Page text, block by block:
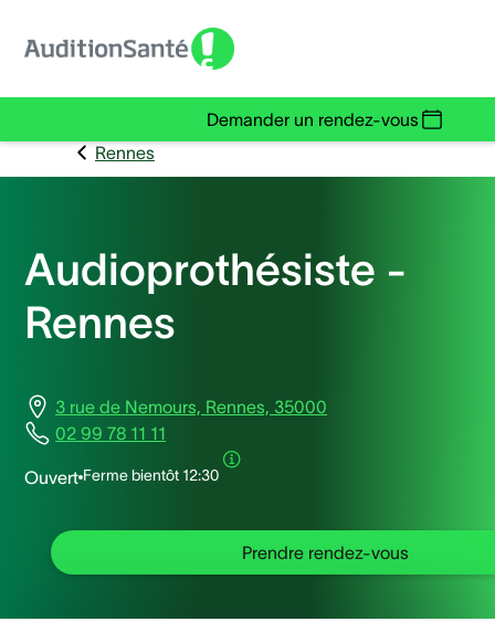
Demander un rendez-vous
Rennes
Audioprothésiste -
Rennes
3 rue de Nemours, Rennes, 35000
02 99 78 11 11
Ouvert Ferme bientôt 12:30
Prendre rendez-vous